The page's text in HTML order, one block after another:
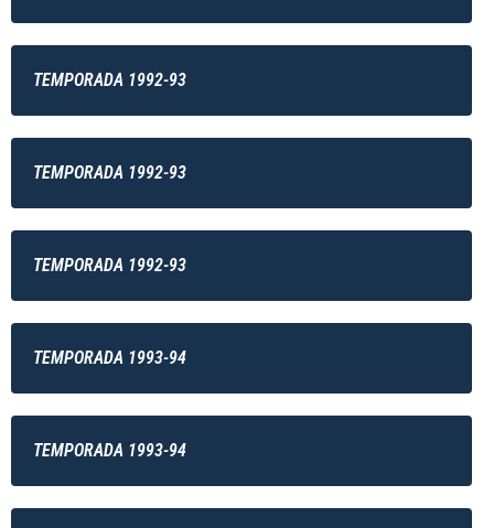
TEMPORADA 1992-93
TEMPORADA 1992-93
TEMPORADA 1992-93
TEMPORADA 1993-94
TEMPORADA 1993-94